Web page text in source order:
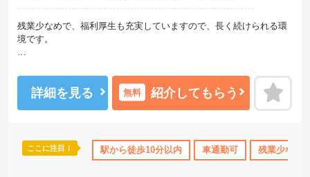
残業少なめで、福利厚生も充実していますので、長く続けられる環
境です。
すのでお気軽にご相談ください。
詳細を見る 無料 紹介してもらう
ここに注目！ 駅から徒歩10分以内 車通勤可 残業少なめ